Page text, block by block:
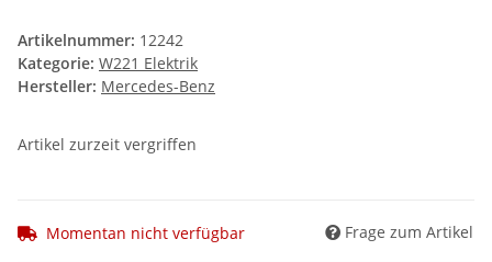
Artikelnummer: 12242
Kategorie: W221 Elektrik
Hersteller: Mercedes-Benz
Artikel zurzeit vergriffen
Momentan nicht verfügbar Frage zum Artikel